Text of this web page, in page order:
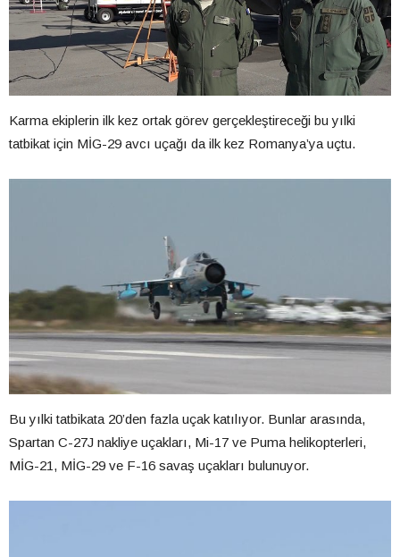
Karma ekiplerin ilk kez ortak görev gerçekleştireceği bu yılki
tatbikat için MİG-29 avcı uçağı da ilk kez Romanya’ya uçtu.
Bu yılki tatbikata 20’den fazla uçak katılıyor. Bunlar arasında,
Spartan C-27J nakliye uçakları, Mi-17 ve Puma helikopterleri,
MİG-21, MİG-29 ve F-16 savaş uçakları bulunuyor.